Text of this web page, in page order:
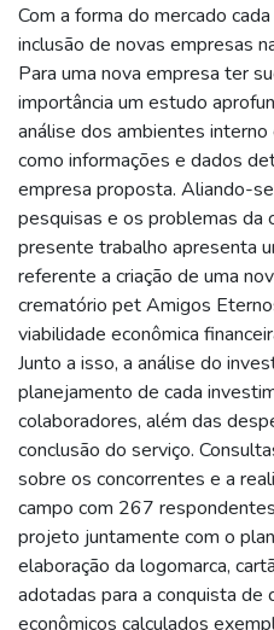
Com a forma do mercado
inclusão de novas empresas
Para uma nova empresa ter
importância um estudo
análise dos ambientes
como informações e dados
empresa proposta. Aliando-
pesquisas e os problemas da
presente trabalho apresenta
referente a criação de uma
crematório pet Amigos
viabilidade econômica
Junto a isso, a análise do
planejamento de cada
colaboradores, além das
conclusão do serviço.
sobre os concorrentes e a
campo com 267
projeto juntamente com o
elaboração da logomarca,
adotadas para a conquista de
econômicos calculados